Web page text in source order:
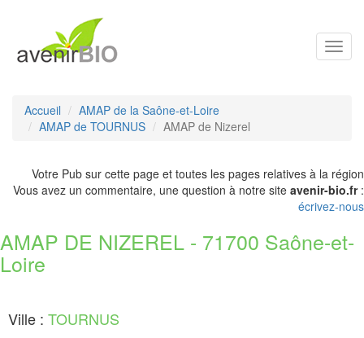
Accueil
AMAP de la Saône-et-Loire
AMAP de TOURNUS
AMAP de Nizerel
Votre Pub sur cette page et toutes les pages relatives à la région
Vous avez un commentaire, une question à notre site avenir-bio.fr:
écrivez-nous
AMAP DE NIZEREL - 71700 Saône-et-
Loire
Ville : TOURNUS